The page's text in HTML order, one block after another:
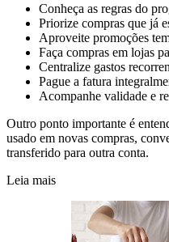
Conheça as regras do
Priorize compras que já
Aproveite promoções
Faça compras em lojas
Centralize gastos
Pague a fatura
Acompanhe validade e
Outro ponto importante é
usado em novas compras,
transferido para outra conta.
Leia mais